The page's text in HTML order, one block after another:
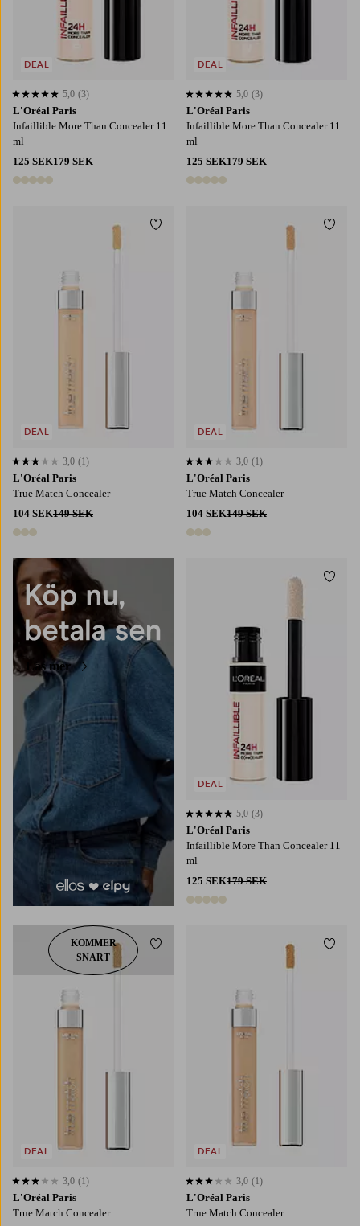
L'Oréal Paris
Infaillible More Than Concealer 11
ml
125 SEK179 SEK
5 färger
5,0 baserat på 3 st betyg
5,0 (3)
DEAL
L'Oréal Paris
Infaillible More Than Concealer 11
ml
125 SEK179 SEK
5 färger
5,0 baserat på 3 st betyg
5,0 (3)
DEAL
L'Oréal Paris
True Match Concealer
104 SEK149 SEK
3 färger
3,0 baserat på 1 st betyg
3,0 (1)
DEAL
Lägg till i favoriter
L'Oréal Paris
True Match Concealer
104 SEK149 SEK
3 färger
3,0 baserat på 1 st betyg
3,0 (1)
DEAL
Läs mer
L'Oréal Paris
Infaillible More Than Concealer 11
ml
125 SEK179 SEK
5 färger
5,0 baserat på 3 st betyg
5,0 (3)
DEAL
L'Oréal Paris
True Match Concealer
3,0 baserat på 1 st betyg
3,0 (1)
KOMMER
SNART
DEAL
Lägg till i favoriter
L'Oréal Paris
True Match Concealer
3,0 baserat på 1 st betyg
3,0 (1)
DEAL